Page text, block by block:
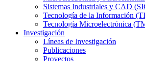
Sistemas Industriales y CAD
Tecnología de la Información
Tecnología Microelectrónica
Investigación
Líneas de Investigación
Publicaciones
Proyectos